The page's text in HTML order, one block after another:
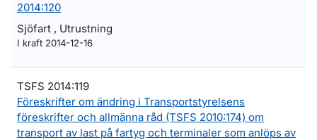
2014:120
Sjöfart , Utrustning
I kraft 2014-12-16
TSFS 2014:119
Föreskrifter om ändring i Transportstyrelsens
föreskrifter och allmänna råd (TSFS 2010:174) om
transport av last på fartyg och terminaler som anlöps av